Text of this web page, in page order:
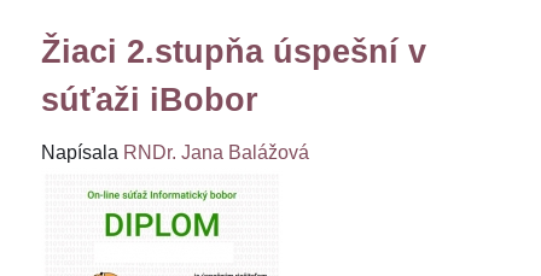
Žiaci 2.stupňa úspešní v
súťaži iBobor
Napísala RNDr. Jana Balážová